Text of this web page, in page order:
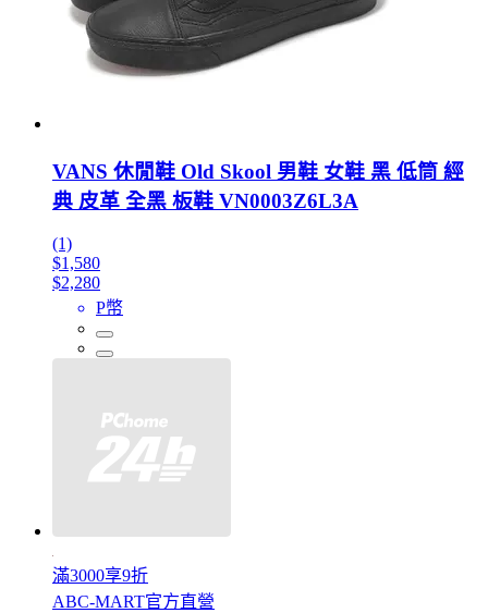
VANS 休閒鞋 Old Skool 男鞋 女鞋 黑 低筒 經
典 皮革 全黑 板鞋 VN0003Z6L3A
(1)
$1,580
$2,280
P幣
滿3000享9折
ABC-MART官方直營